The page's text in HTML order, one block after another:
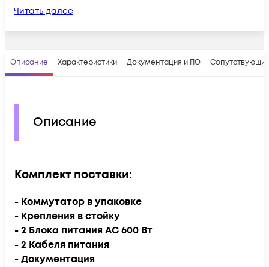
Читать далее
Описание Характеристики Документация и ПО
Описание
Комплект поставки:
- Коммутатор в упаковке
- Крепления в стойку
- 2 Блока питания AC 600 Вт
- 2 Кабеля питания
- Документация